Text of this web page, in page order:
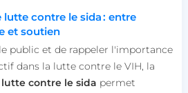
contre le sida : entre
et soutien
public et de rappeler l'importance
dans la lutte contre le VIH, la
contre le sida permet